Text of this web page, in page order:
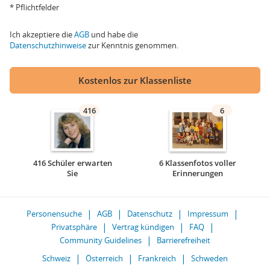
* Pflichtfelder
Ich akzeptiere dieAGB und habe die
Datenschutzhinweisezur Kenntnis genommen.
Kostenlos zur Klassenliste
416
416 Schüler erwarten
Sie
6
6 Klassenfotos voller
Erinnerungen
Personensuche AGB Datenschutz
Impressum
Privatsphäre
Vertrag kündigen
FAQ
Community Guidelines
Barrierefreiheit
Schweiz
Österreich Frankreich Schweden